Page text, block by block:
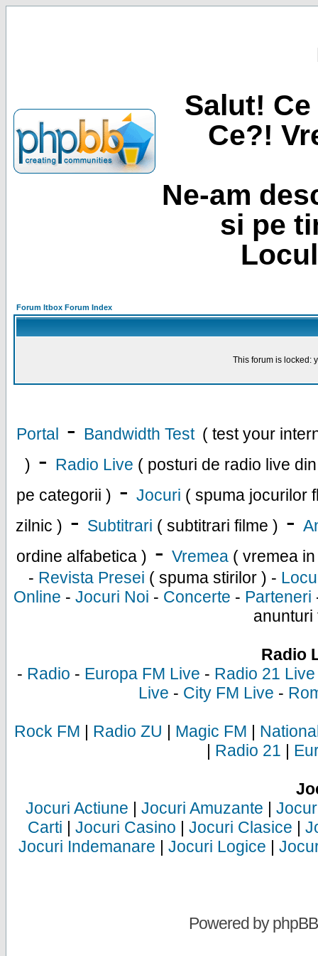
Salut!
Ce?!
Ne-am
si pe
Forum Itbox Forum Index
This forum is locked:
Portal - Bandwidth Test ( test your
) - Radio Live ( posturi de radio live
pe categorii ) - Jocuri ( spuma jocurilor
zilnic ) - Subtitrari ( subtitrari filme ) -
ordine alfabetica ) - Vremea ( vremea
- Revista Presei ( spuma stirilor ) -
Online - Jocuri Noi - Concerte - Parteneri
anunturi
Radio
- Radio - Europa FM Live - Radio 21 Live
Live - City FM Live -
Rock FM | Radio ZU | Magic FM |
| Radio 21 |
Jocuri Actiune | Jocuri Amuzante |
Carti | Jocuri Casino | Jocuri Clasice |
Jocuri Indemanare | Jocuri Logice |
Powered byphpBB